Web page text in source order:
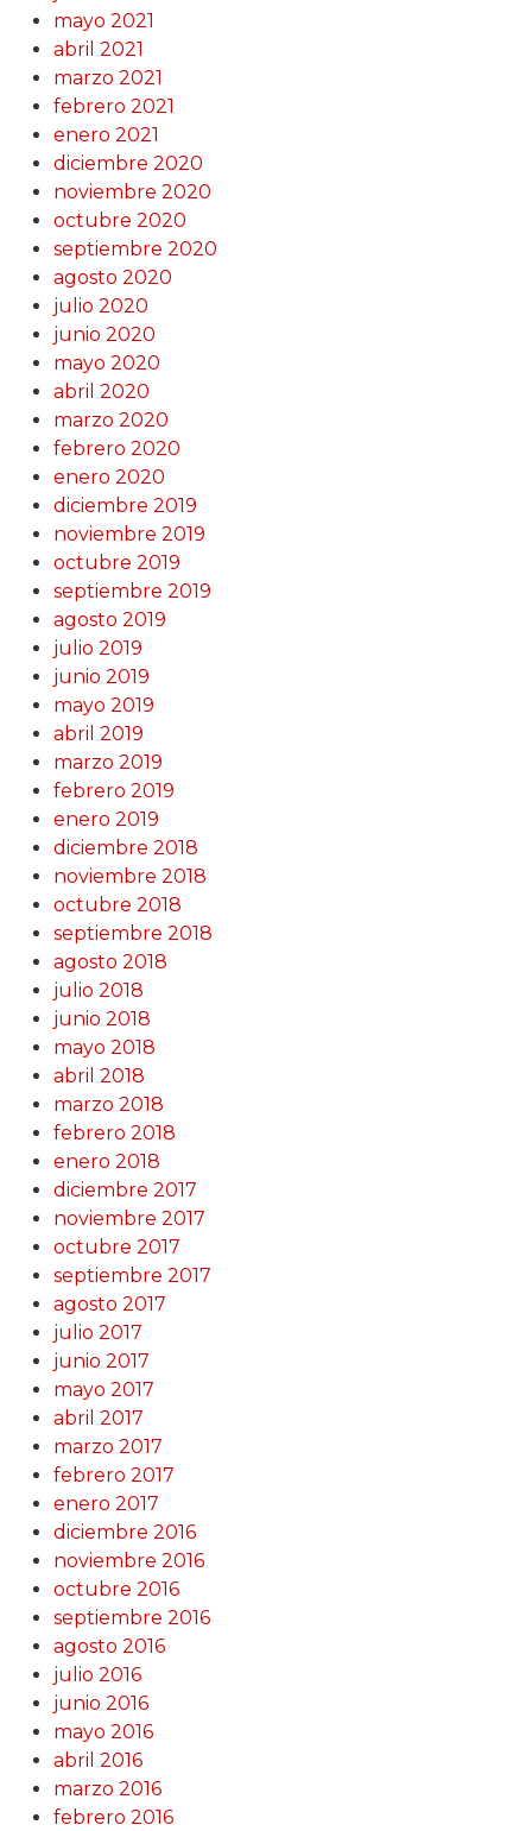
mayo 2021
abril 2021
marzo 2021
febrero 2021
enero 2021
diciembre 2020
noviembre 2020
octubre 2020
septiembre 2020
agosto 2020
julio 2020
junio 2020
mayo 2020
abril 2020
marzo 2020
febrero 2020
enero 2020
diciembre 2019
noviembre 2019
octubre 2019
septiembre 2019
agosto 2019
julio 2019
junio 2019
mayo 2019
abril 2019
marzo 2019
febrero 2019
enero 2019
diciembre 2018
noviembre 2018
octubre 2018
septiembre 2018
agosto 2018
julio 2018
junio 2018
mayo 2018
abril 2018
marzo 2018
febrero 2018
enero 2018
diciembre 2017
noviembre 2017
octubre 2017
septiembre 2017
agosto 2017
julio 2017
junio 2017
mayo 2017
abril 2017
marzo 2017
febrero 2017
enero 2017
diciembre 2016
noviembre 2016
octubre 2016
septiembre 2016
agosto 2016
julio 2016
junio 2016
mayo 2016
abril 2016
marzo 2016
febrero 2016